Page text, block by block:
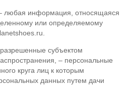
любая информация, относящаяся
или определяемому
субъектом
– персональные
круга лиц к которым
данных путем дачи